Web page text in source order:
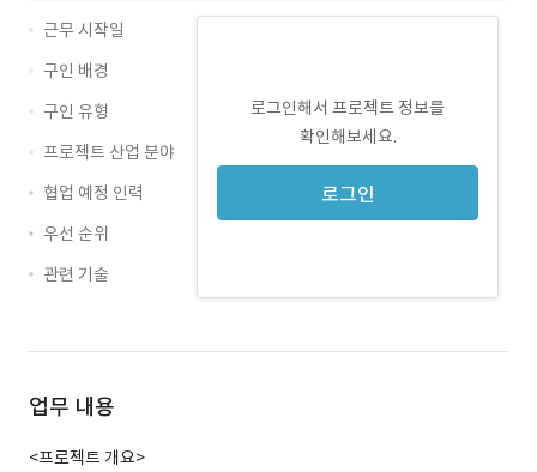
로그인해서 프로젝트 정보를
확인해보세요.
로그인
근무 시작일
구인 배경
구인 유형
프로젝트 산업 분야
협업 예정 인력
우선 순위
관련 기술
업무 내용
<프로젝트 개요>